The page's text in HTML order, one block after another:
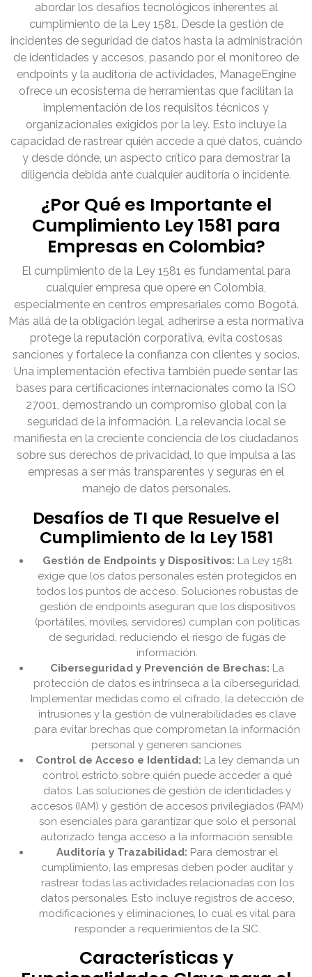
abordar los desafíos tecnológicos inherentes al
cumplimiento de la Ley 1581. Desde la gestión de
incidentes de seguridad de datos hasta la administración
de identidades y accesos, pasando por el monitoreo de
endpoints y la auditoría de actividades, ManageEngine
ofrece un ecosistema de herramientas que facilitan la
implementación de los requisitos técnicos y
organizacionales exigidos por la ley. Esto incluye la
capacidad de rastrear quién accede a qué datos, cuándo
y desde dónde, un aspecto crítico para demostrar la
diligencia debida ante cualquier auditoría o incidente.
¿Por Qué es Importante el
Cumplimiento Ley 1581 para
Empresas en Colombia?
El cumplimiento de la Ley 1581 es fundamental para
cualquier empresa que opere en Colombia,
especialmente en centros empresariales como Bogotá.
Más allá de la obligación legal, adherirse a esta normativa
protege la reputación corporativa, evita costosas
sanciones y fortalece la confianza con clientes y socios.
Una implementación efectiva también puede sentar las
bases para certificaciones internacionales como la ISO
27001, demostrando un compromiso global con la
seguridad de la información. La relevancia local se
manifiesta en la creciente conciencia de los ciudadanos
sobre sus derechos de privacidad, lo que impulsa a las
empresas a ser más transparentes y seguras en el
manejo de datos personales.
Desafíos de TI que Resuelve el
Cumplimiento de la Ley 1581
Gestión de Endpoints y Dispositivos: La Ley 1581
exige que los datos personales estén protegidos en
todos los puntos de acceso. Soluciones robustas de
gestión de endpoints aseguran que los dispositivos
(portátiles, móviles, servidores) cumplan con políticas
de seguridad, reduciendo el riesgo de fugas de
información.
Ciberseguridad y Prevención de Brechas: La
protección de datos es intrínseca a la ciberseguridad.
Implementar medidas como el cifrado, la detección de
intrusiones y la gestión de vulnerabilidades es clave
para evitar brechas que comprometan la información
personal y generen sanciones.
Control de Acceso e Identidad: La ley demanda un
control estricto sobre quién puede acceder a qué
datos. Las soluciones de gestión de identidades y
accesos (IAM) y gestión de accesos privilegiados (PAM)
son esenciales para garantizar que solo el personal
autorizado tenga acceso a la información sensible.
Auditoría y Trazabilidad: Para demostrar el
cumplimiento, las empresas deben poder auditar y
rastrear todas las actividades relacionadas con los
datos personales. Esto incluye registros de acceso,
modificaciones y eliminaciones, lo cual es vital para
responder a requerimientos de la SIC.
Características y